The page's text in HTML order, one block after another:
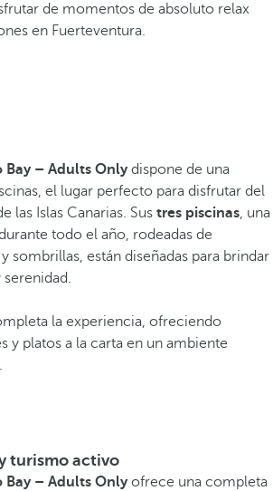
de momentos de absoluto relax
en Fuerteventura.
Bay – Adults Onlydispone de una
el lugar perfecto para disfrutar del
las Islas Canarias. Sus tres piscinas, una
todo el año, rodeadas de
sombrillas, están diseñadas para brindar
la experiencia, ofreciendo
y platos a la carta en un ambiente
turismo activo
Bay – Adults Onlyofrece una completa